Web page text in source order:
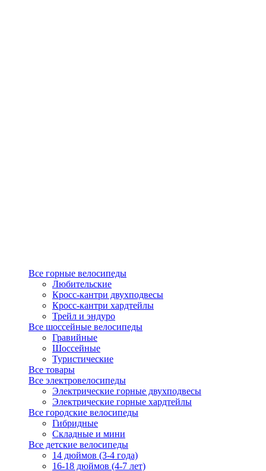
Все горные велосипеды
Любительские
Кросс-кантри двухподвесы
Кросс-кантри хардтейлы
Трейл и эндуро
Все шоссейные велосипеды
Гравийные
Шоссейные
Туристические
Все товары
Все электровелосипеды
Электрические горные двухподвесы
Электрические горные хардтейлы
Все городские велосипеды
Гибридные
Складные и мини
Все детские велосипеды
14 дюймов (3-4 года)
16-18 дюймов (4-7 лет)